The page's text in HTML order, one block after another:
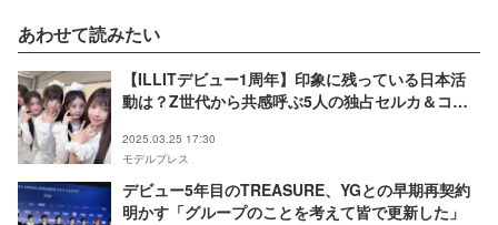
あわせて読みたい
【ILLITデビュー1周年】印象に残っている日本活
動は？Z世代から共感呼ぶ5人の独占セルカ＆コメ
2025.03.25 17:30
モデルプレス
デビュー5年目のTREASURE、YGとの早期再契約
明かす「グループのことを考えて皆で更新した」